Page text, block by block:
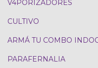
V4PORIZADORES
CULTIVO
ARMÁ TU COMBO
PARAFERNALIA